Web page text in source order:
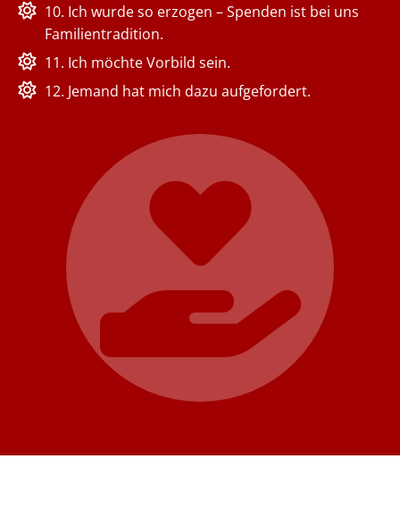
10. Ich wurde so erzogen – Spenden ist bei uns
Familientradition.
11. Ich möchte Vorbild sein.
12. Jemand hat mich dazu aufgefordert.